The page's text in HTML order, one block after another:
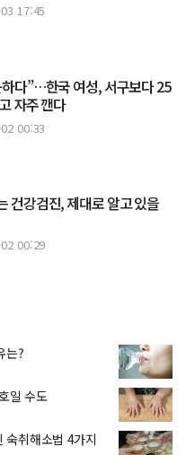
17:45
다”…한국 여성, 서구보다 25
자주 깬다
00:33
건강검진, 제대로 알고 있을
00:29
는?
일 수도
취해소법 4가지